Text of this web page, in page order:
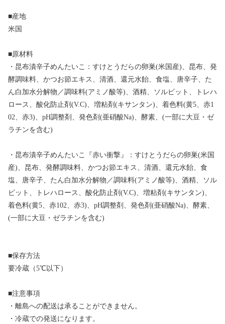
■産地
米国
■原材料
・昆布漬辛子めんたいこ：すけとうだらの卵巣(米国産)、昆布、発
酵調味料、かつお節エキス、清酒、還元水飴、食塩、唐辛子、た
ん白加水分解物／調味料(アミノ酸等)、酒精、ソルビット、トレハ
ロース、酸化防止剤(V.C)、増粘剤(キサンタン)、着色料(黄5、赤1
02、赤3)、pH調整剤、発色剤(亜硝酸Na)、酵素、(一部に大豆・ゼ
ラチンを含む)
・昆布漬辛子めんたいこ『赤い衝撃』：すけとうだらの卵巣(米国
産)、昆布、発酵調味料、かつお節エキス、清酒、還元水飴、食
塩、唐辛子、たん白加水分解物／調味料(アミノ酸等)、酒精、ソル
ビット、トレハロース、酸化防止剤(V.C)、増粘剤(キサンタン)、
着色料(黄5、赤102、赤3)、pH調整剤、発色剤(亜硝酸Na)、酵素、
(一部に大豆・ゼラチンを含む)
■保存方法
要冷蔵（5℃以下）
■注意事項
・離島への配送は承ることができません。
・冷蔵での発送になります。